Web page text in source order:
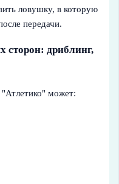
ловушку, в которую
передачи.
сторон: дриблинг,
может: